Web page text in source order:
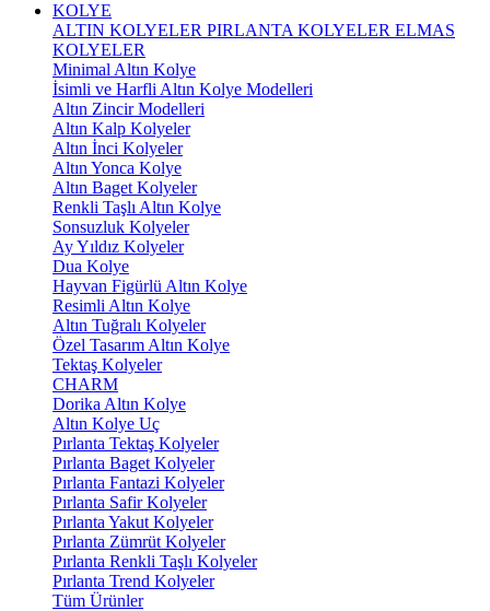
KOLYE
ALTIN KOLYELER PIRLANTA KOLYELER ELMAS
KOLYELER
Minimal Altın Kolye
İsimli ve Harfli Altın Kolye Modelleri
Altın Zincir Modelleri
Altın Kalp Kolyeler
Altın İnci Kolyeler
Altın Yonca Kolye
Altın Baget Kolyeler
Renkli Taşlı Altın Kolye
Sonsuzluk Kolyeler
Ay Yıldız Kolyeler
Dua Kolye
Hayvan Figürlü Altın Kolye
Resimli Altın Kolye
Altın Tuğralı Kolyeler
Özel Tasarım Altın Kolye
Tektaş Kolyeler
CHARM
Dorika Altın Kolye
Altın Kolye Uç
Pırlanta Tektaş Kolyeler
Pırlanta Baget Kolyeler
Pırlanta Fantazi Kolyeler
Pırlanta Safir Kolyeler
Pırlanta Yakut Kolyeler
Pırlanta Zümrüt Kolyeler
Pırlanta Renkli Taşlı Kolyeler
Pırlanta Trend Kolyeler
Tüm Ürünler